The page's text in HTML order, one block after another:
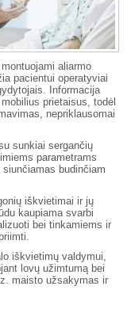
aliarmo
pacientui operatyviai
Informacija
prietaisus, todėl
nepriklausomai
sunkiai sergančių
parametrams
budinčiam
iškvietimai ir jų
kaupiama svarbi
bei tinkamiems ir
iškvietimų valdymui,
lovų užimtumą bei
maisto užsakymas ir